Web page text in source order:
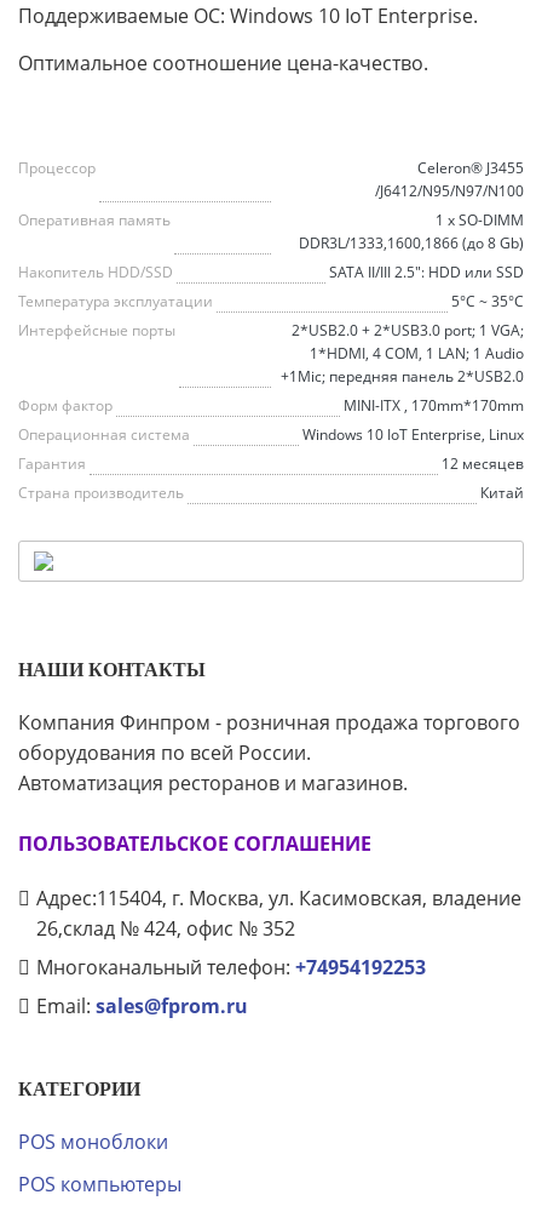
Поддерживаемые ОС: Windows 10 IoT Enterprise.
Оптимальное соотношение цена-качество.
Процессор
Celeron® J3455
/J6412/N95/N97/N100
Оперативная память
1 x SO-DIMM
DDR3L/1333,1600,1866 (до 8 Gb)
Накопитель HDD/SSD
SATА II/III 2.5": HDD или SSD
Температура эксплуатации
5°C ~ 35°C
Интерфейсные порты
2*USB2.0 + 2*USB3.0 port; 1 VGA;
1*HDMI, 4 COM, 1 LAN; 1 Audio
+1Mic; передняя панель 2*USB2.0
Форм фактор
MINI-ITX , 170mm*170mm
Операционная система
Windows 10 IoT Enterprise, Linux
Гарантия
12 месяцев
Страна производитель
Китай
НАШИ КОНТАКТЫ
Компания Финпром - розничная продажа торгового
оборудования по всей России.
Автоматизация ресторанов и магазинов.
ПОЛЬЗОВАТЕЛЬСКОЕ СОГЛАШЕНИЕ
Адрес:115404, г. Москва, ул. Касимовская, владение
26,склад № 424, офис № 352
Многоканальный телефон: +74954192253
Email: sales@fprom.ru
КАТЕГОРИИ
POS моноблоки
POS компьютеры